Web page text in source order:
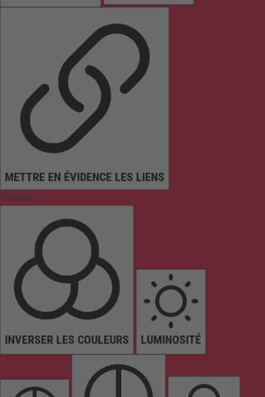
METTRE EN ÉVIDENCE LES LIENS
Couleurs
INVERSER LES COULEURS LUMINOSITÉ